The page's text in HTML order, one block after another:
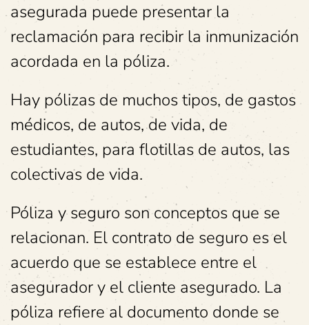
asegurada puede presentar la
reclamación para recibir la inmunización
acordada en la póliza.
Hay pólizas de muchos tipos, de gastos
médicos, de autos, de vida, de
estudiantes, para flotillas de autos, las
colectivas de vida.
Póliza y seguro son conceptos que se
relacionan. El contrato de seguro es el
acuerdo que se establece entre el
asegurador y el cliente asegurado. La
póliza refiere al documento donde se